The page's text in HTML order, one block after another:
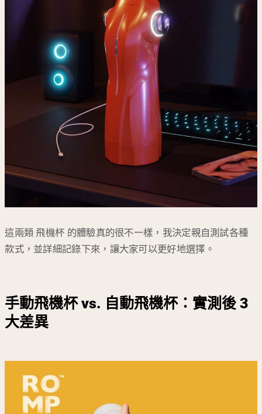
這兩類 飛機杯 的體驗真的很不一樣，我決定親自測試各種
款式，並詳細記錄下來，讓大家可以更好地選擇。
手動飛機杯 vs. 自動飛機杯：實測後 3
大差異